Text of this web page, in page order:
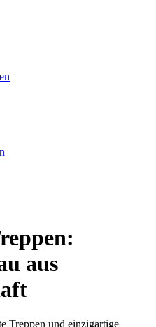
aus
Treppen und einzigartige